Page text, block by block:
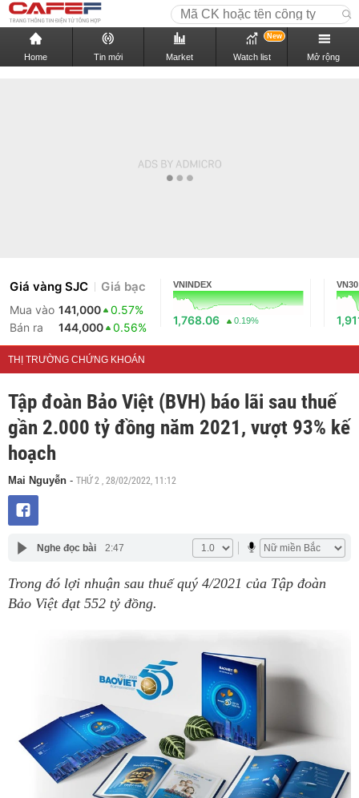
Home Tin mới Market Watch list
New
Mở rộng
Giá vàng SJC Giá bạc
Mua vào 141,000
0.57%
Bán ra
144,000 0.56%
VNINDEX
1,768.06 0.19%
VN30
THỊ TRƯỜNG CHỨNG KHOÁN
Tập đoàn Bảo Việt (BVH) báo lãi sau thuế
gần 2.000 tỷ đồng năm 2021, vượt 93% kế
hoạch
Mai Nguyễn - THỨ 2 , 28/02/2022, 11:12
Nghe đọc bài 2:47
Trong đó lợi nhuận sau thuế quý 4/2021 của Tập đoàn
Bảo Việt đạt 552 tỷ đồng.